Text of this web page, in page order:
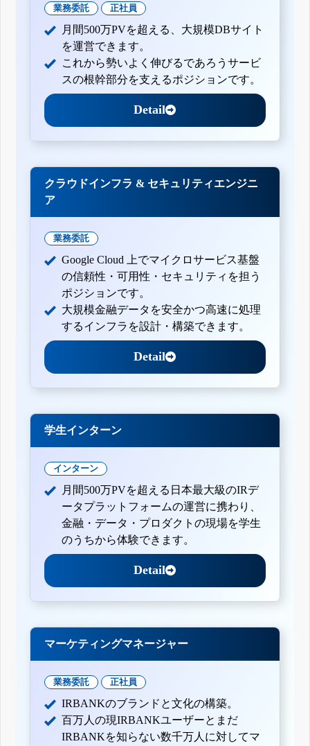
業務委託 正社員
月間500万PVを超える、大規模DBサイト
を運営できます。
これから勢いよく伸びるであろうサービ
スの根幹部分を支えるポジションです。
Detail
クラウドインフラ & セキュリティエンジニ
ア
業務委託
Google Cloud 上でマイクロサービス基盤
の信頼性・可用性・セキュリティを担う
ポジションです。
大規模金融データを安全かつ高速に処理
するインフラを設計・構築できます。
Detail
学生インターン
インターン
月間500万PVを超える日本最大級のIRデ
ータプラットフォームの運営に携わり、
金融・データ・プロダクトの現場を学生
のうちから体験できます。
Detail
マーケティングマネージャー
業務委託 正社員
IRBANKのブランドと文化の構築。
百万人の現IRBANKユーザーとまだ
IRBANKを知らない数千万人に対してマ